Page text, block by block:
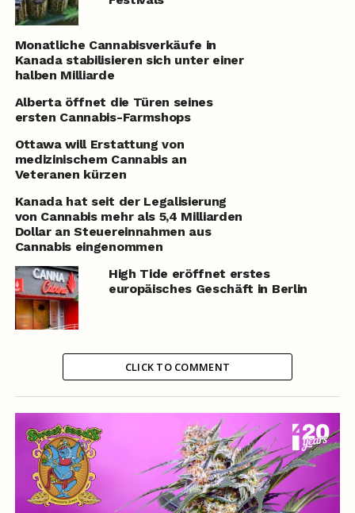
Monatliche Cannabisverkäufe in
Kanada stabilisieren sich unter einer
halben Milliarde
Alberta öffnet die Türen seines
ersten Cannabis-Farmshops
Ottawa will Erstattung von
medizinischem Cannabis an
Veteranen kürzen
Kanada hat seit der Legalisierung
von Cannabis mehr als 5,4 Milliarden
Dollar an Steuereinnahmen aus
Cannabis eingenommen
High Tide eröffnet erstes
europäisches Geschäft in Berlin
CLICK TO COMMENT